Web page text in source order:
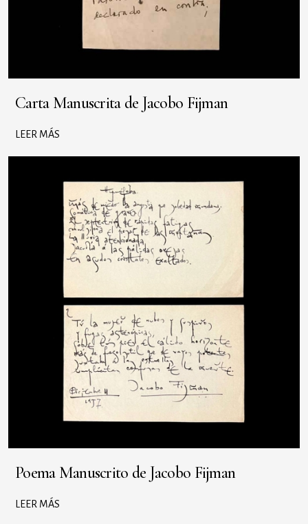
Carta Manuscrita de Jacobo Fijman
LEER MÁS
Poema Manuscrito de Jacobo Fijman
LEER MÁS